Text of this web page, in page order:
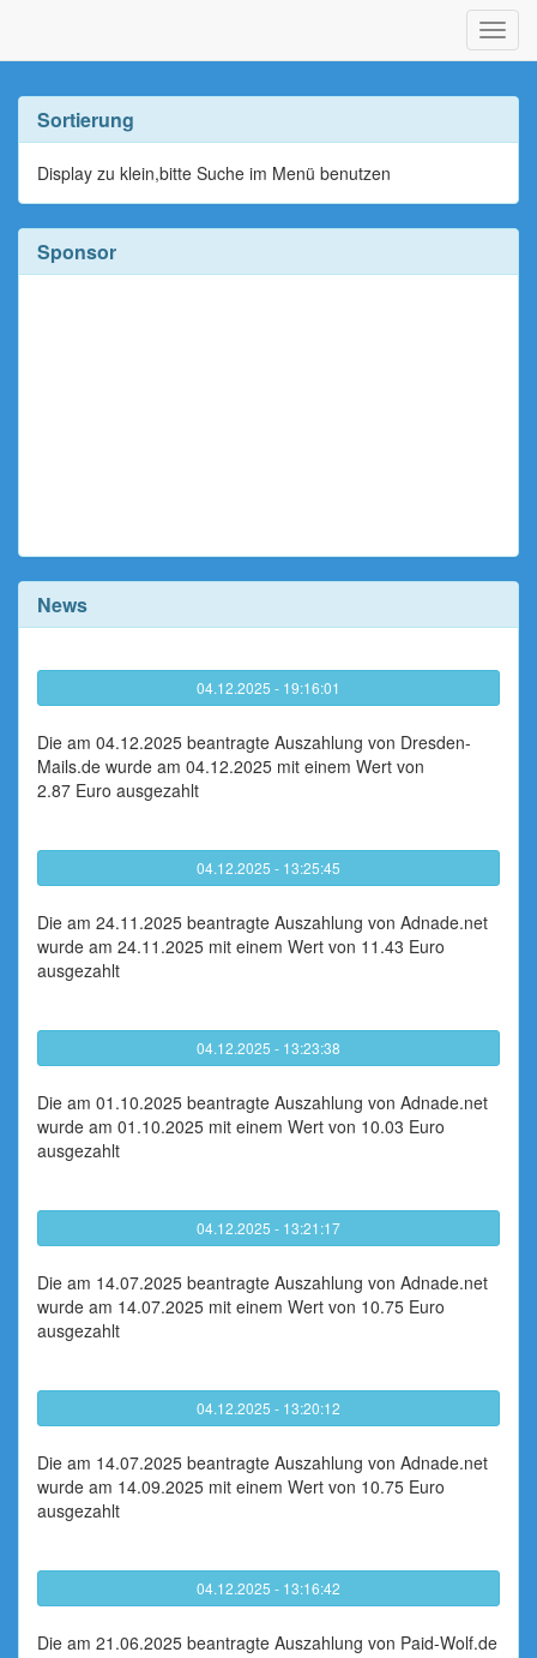
ein-/
Sortierung
Display zu klein,bitte Suche im Menü benutzen
Sponsor
News
04.12.2025 - 19:16:01
Die am 04.12.2025 beantragte Auszahlung von Dresden-
Mails.de wurde am 04.12.2025 mit einem Wert von
2.87 Euro ausgezahlt
04.12.2025 - 13:25:45
Die am 24.11.2025 beantragte Auszahlung von Adnade.net
wurde am 24.11.2025 mit einem Wert von 11.43 Euro
ausgezahlt
04.12.2025 - 13:23:38
Die am 01.10.2025 beantragte Auszahlung von Adnade.net
wurde am 01.10.2025 mit einem Wert von 10.03 Euro
ausgezahlt
04.12.2025 - 13:21:17
Die am 14.07.2025 beantragte Auszahlung von Adnade.net
wurde am 14.07.2025 mit einem Wert von 10.75 Euro
ausgezahlt
04.12.2025 - 13:20:12
Die am 14.07.2025 beantragte Auszahlung von Adnade.net
wurde am 14.09.2025 mit einem Wert von 10.75 Euro
ausgezahlt
04.12.2025 - 13:16:42
Die am 21.06.2025 beantragte Auszahlung von Paid-Wolf.de